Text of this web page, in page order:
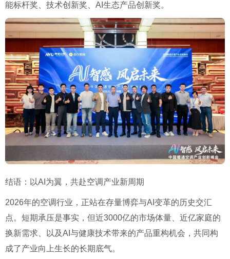
能标杆奖、技术创新奖、AI生态产品创新奖。
结语：以AI为翼，共赴空调产业新周期
2026年的空调行业，正站在存量博弈与AI变革的历史交汇
点。短期承压是事实，但近3000亿的市场体量、近亿家庭的
换新需求、以及AI与健康技术带来的产品重构机会，共同构
成了产业向上生长的长期底气。